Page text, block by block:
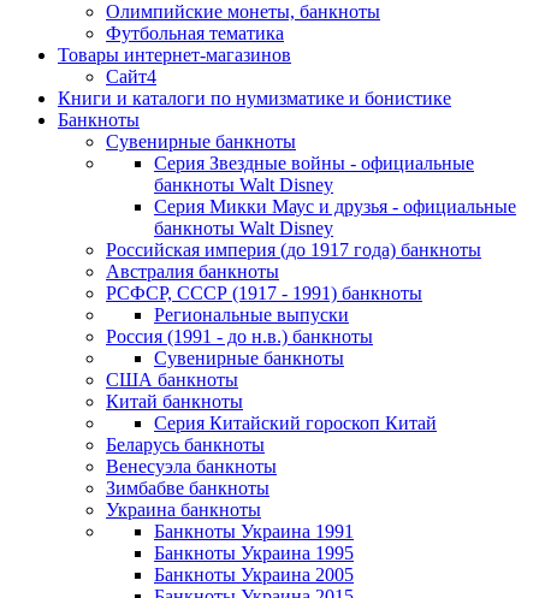
Олимпийские монеты, банкноты
Футбольная тематика
Товары интернет-магазинов
Сайт4
Книги и каталоги по нумизматике и бонистике
Банкноты
Сувенирные банкноты
Серия Звездные войны - официальные
банкноты Walt Disney
Серия Микки Маус и друзья - официальные
банкноты Walt Disney
Российская империя (до 1917 года) банкноты
Австралия банкноты
РСФСР, СССР (1917 - 1991) банкноты
Региональные выпуски
Россия (1991 - до н.в.) банкноты
Сувенирные банкноты
США банкноты
Китай банкноты
Серия Китайский гороскоп Китай
Беларусь банкноты
Венесуэла банкноты
Зимбабве банкноты
Украина банкноты
Банкноты Украина 1991
Банкноты Украина 1995
Банкноты Украина 2005